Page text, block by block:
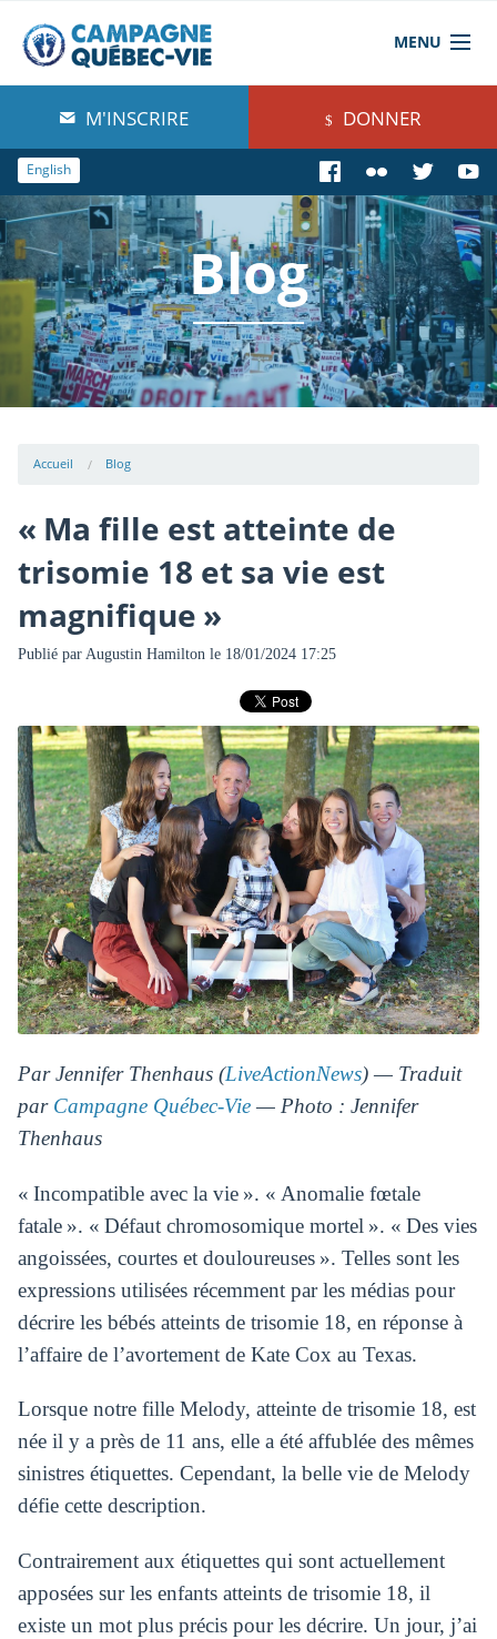
MENU
À propos de nous
Blog
Comprendre
Agir
Boutique
M'INSCRIRE DONNER
English
Blog
Accueil Blog
« Ma fille est atteinte de
trisomie 18 et sa vie est
magnifique »
Publié par Augustin Hamilton le 18/01/2024 17:25
Par Jennifer Thenhaus (LiveActionNews) — Traduit
par Campagne Québec-Vie— Photo : Jennifer
Thenhaus
« Incompatible avec la vie ». « Anomalie fœtale
fatale ». « Défaut chromosomique mortel ». « Des vies
angoissées, courtes et douloureuses ». Telles sont les
expressions utilisées récemment par les médias pour
décrire les bébés atteints de trisomie 18, en réponse à
l’affaire de l’avortement de Kate Cox au Texas.
Lorsque notre fille Melody, atteinte de trisomie 18, est
née il y a près de 11 ans, elle a été affublée des mêmes
sinistres étiquettes. Cependant, la belle vie de Melody
défie cette description.
Contrairement aux étiquettes qui sont actuellement
apposées sur les enfants atteints de trisomie 18, il
existe un mot plus précis pour les décrire. Un jour, j’ai